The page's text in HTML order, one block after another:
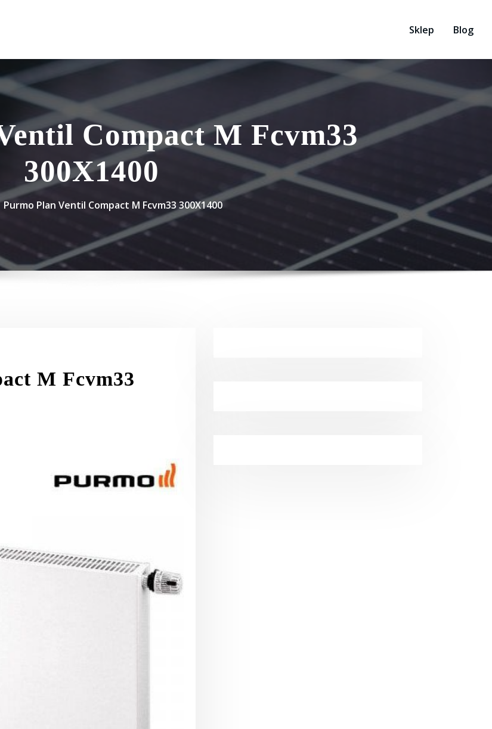
Sklep Blog
Compact M Fcvm33
300X1400
Purmo Plan Ventil Compact M Fcvm33 300X1400
M Fcvm33